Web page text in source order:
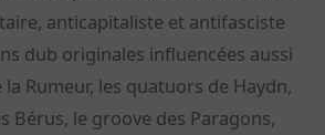
anticapitaliste et antifasciste
dub originales influencées aussi
Rumeur, les quatuors de Haydn,
Bérus, le groove des Paragons,